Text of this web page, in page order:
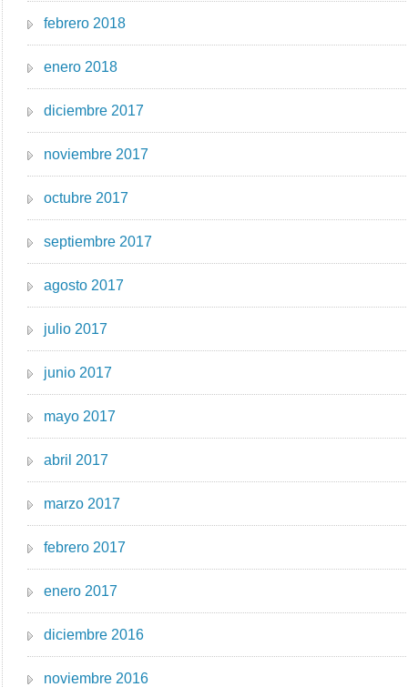
febrero 2018
enero 2018
diciembre 2017
noviembre 2017
octubre 2017
septiembre 2017
agosto 2017
julio 2017
junio 2017
mayo 2017
abril 2017
marzo 2017
febrero 2017
enero 2017
diciembre 2016
noviembre 2016